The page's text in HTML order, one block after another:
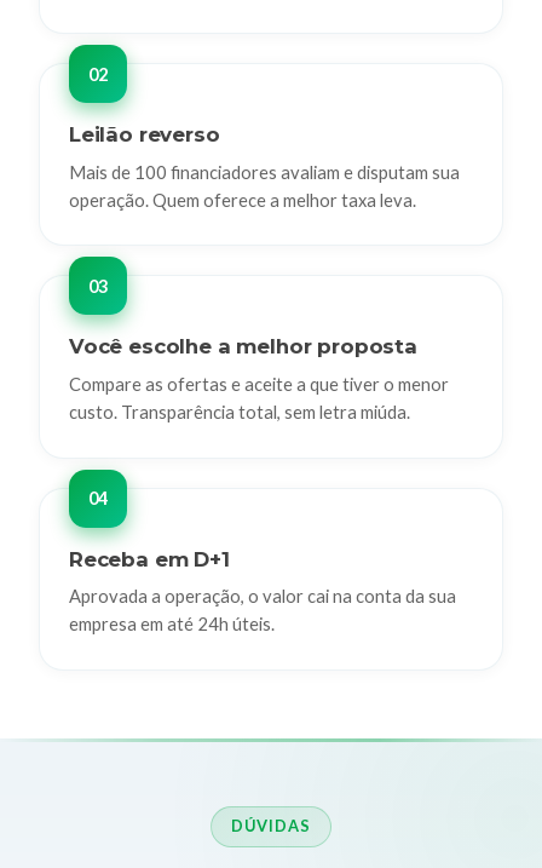
Leilão reverso
Mais de 100 financiadores avaliam e disputam sua
operação. Quem oferece a melhor taxa leva.
Você escolhe a melhor proposta
Compare as ofertas e aceite a que tiver o menor
custo. Transparência total, sem letra miúda.
Receba em D+1
Aprovada a operação, o valor cai na conta da sua
empresa em até 24h úteis.
DÚVIDAS